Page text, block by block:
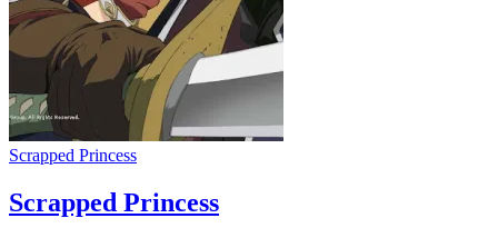
Scrapped Princess
Scrapped Princess